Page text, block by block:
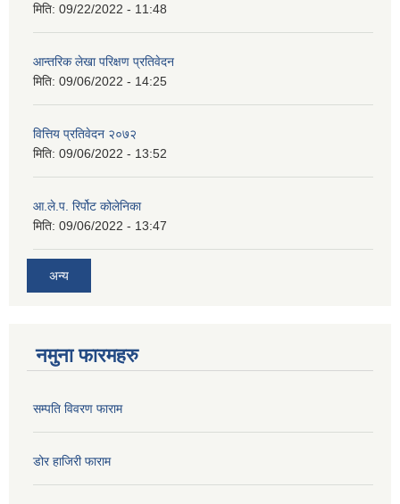
मिति: 09/22/2022 - 11:48
आन्तरिक लेखा परिक्षण प्रतिवेदन
मिति: 09/06/2022 - 14:25
वित्तिय प्रतिवेदन २०७२
मिति: 09/06/2022 - 13:52
आ.ले.प. रिर्पोट कोलेनिका
मिति: 09/06/2022 - 13:47
अन्य
नमुना फारमहरु
सम्पति विवरण फाराम
डोर हाजिरी फाराम